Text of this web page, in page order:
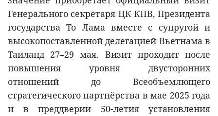
Генерального секретаря ЦК КПВ, Президента
государства То Лама вместе с супругой и
высокопоставленной делегацией Вьетнама в
Таиланд 27–29 мая. Визит проходит после
повышения уровня двусторонних
отношений до Всеобъемлющего
стратегического партнёрства в мае 2025 года
и в преддверии 50-летия установления